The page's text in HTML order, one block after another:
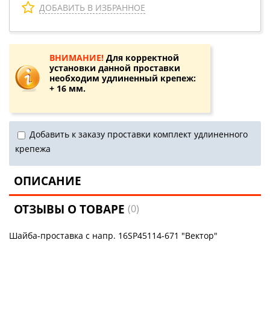
ДОБАВИТЬ В ИЗБРАННОЕ
ВНИМАНИЕ! Для корректной
установки данной проставки
необходим удлиненный крепеж:
+ 16 мм.
Добавить к заказу проставки комплект удлиненного
крепежа
ОПИСАНИЕ
ОТЗЫВЫ О ТОВАРЕ(0)
Шайба-проставка с напр. 16SP45114-671 "Вектор"